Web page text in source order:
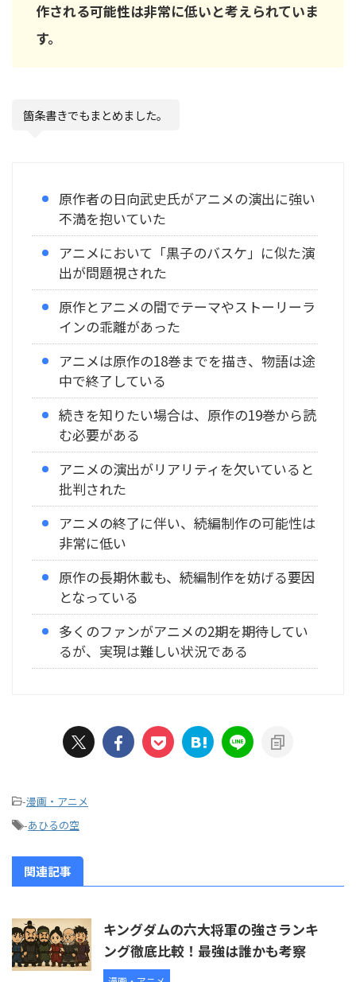
作される可能性は非常に低いと考えられていま
す。
箇条書きでもまとめました。
原作者の日向武史氏がアニメの演出に強い
不満を抱いていた
アニメにおいて「黒子のバスケ」に似た演
出が問題視された
原作とアニメの間でテーマやストーリーラ
インの乖離があった
アニメは原作の18巻までを描き、物語は途
中で終了している
続きを知りたい場合は、原作の19巻から読
む必要がある
アニメの演出がリアリティを欠いていると
批判された
アニメの終了に伴い、続編制作の可能性は
非常に低い
原作の長期休載も、続編制作を妨げる要因
となっている
多くのファンがアニメの2期を期待してい
るが、実現は難しい状況である
-漫画・アニメ
-あひるの空
関連記事
キングダムの六大将軍の強さランキ
ング徹底比較！最強は誰かも考察